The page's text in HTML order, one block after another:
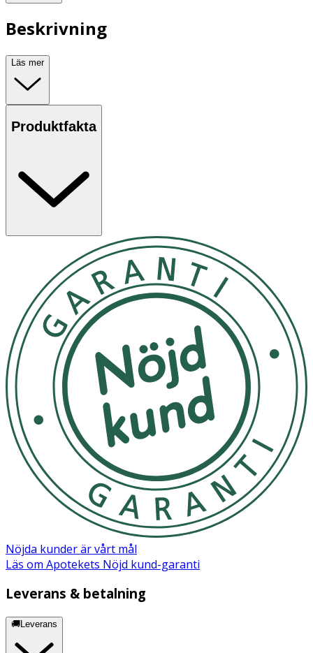
Beskrivning
Läs mer
Produktfakta
Nöjda kunder är vårt mål
Läs om Apotekets Nöjd kund-garanti
Leverans & betalning
🚚Leverans